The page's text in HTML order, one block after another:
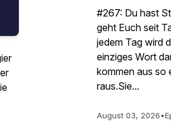
#267: Du hast
geht Euch seit
jedem Tag wird
einziges Wort
kommen aus so
raus.Sie...
August 03, 2026•